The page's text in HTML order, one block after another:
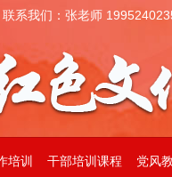
系我们：张老师
培训 干部培训课程 党风